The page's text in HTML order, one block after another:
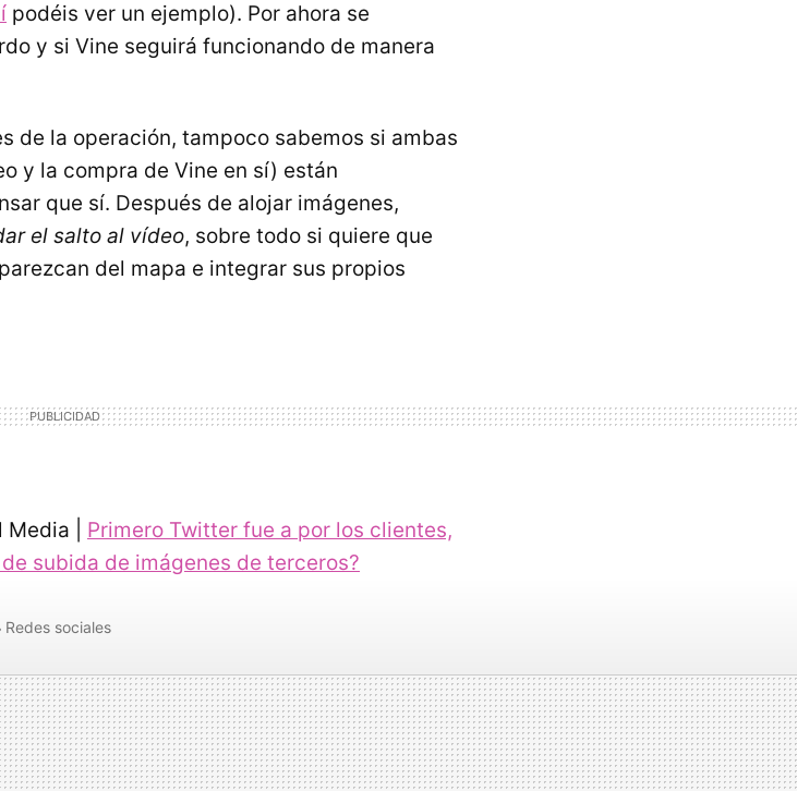
podéis ver un ejemplo). Por ahora se
y si Vine seguirá funcionando de manera
de la operación, tampoco sabemos si ambas
y la compra de Vine en sí) están
que sí. Después de alojar imágenes,
el salto al vídeo, sobre todo si quiere que
del mapa e integrar sus propios
Media | Primero Twitter fue a por los clientes,
subida de imágenes de terceros?
Redes sociales